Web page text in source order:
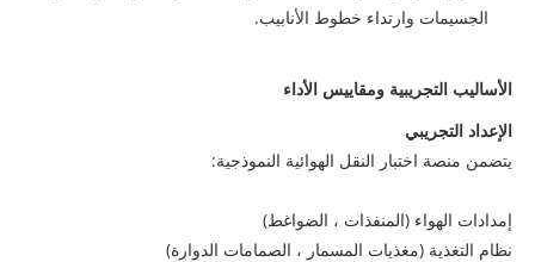
الجسيمات وارتداء خطوط الأنابيب.
الأساليب التجريبية ومقاييس الأداء
الإعداد التجريبي
يتضمن منصة اختبار النقل الهوائية النموذجية:
إمدادات الهواء (المنفذات ، الضواغط)
نظام التغذية (مغذيات المسمار ، الصمامات الدوارة)